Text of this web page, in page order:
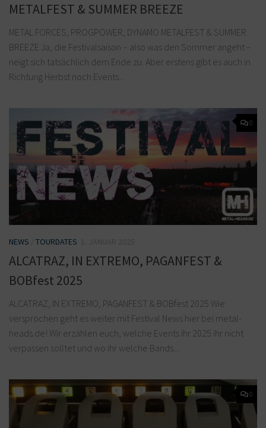
METALFEST & SUMMER BREEZE
METAL FORCES, PROGPOWER, DYNAMO METALFEST & SUMMER
BREEZE Ja, die Festivalsaison – also was den Sommer angeht –
neigt sich tatsächlich dem Ende zu. Aber erstens gibt es auch in
Richtung Herbst noch Events...
0
NEWS TOURDATES
ALCATRAZ, IN EXTREMO, PAGANFEST &
BOBfest 2025
ALCATRAZ, IN EXTREMO, PAGANFEST & BOBfest 2025 Wie
versprochen geht es weiter mit Festival News hier bei metal-
heads.de! Wir erzählen euch, welche Events ihr 2025 ihr nicht
verpassen solltet und wo ihr welche Bands...
0